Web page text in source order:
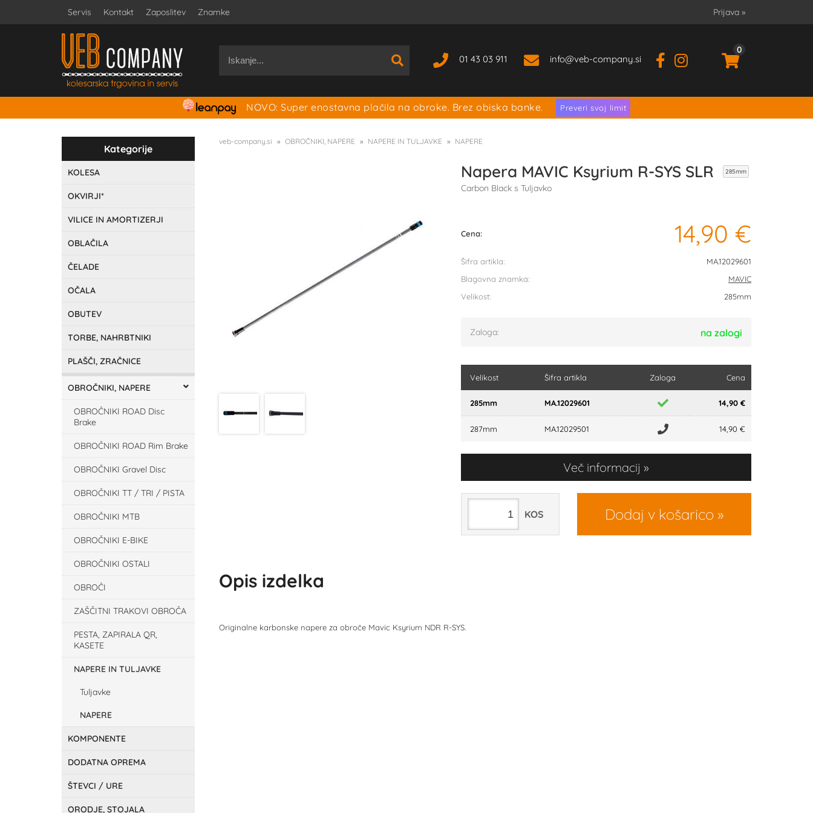
Servis Kontakt Zaposlitev Znamke Prijava »
01 43 03 911 info veb-company.si
0
NOVO: Super enostavna plačila na obroke. Brez obiska banke. Preveri svoj limit
Kategorije
KOLESA
OKVIRJI*
VILICE IN AMORTIZERJI
OBLAČILA
ČELADE
OČALA
OBUTEV
TORBE, NAHRBTNIKI
PLAŠČI, ZRAČNICE
OBROČNIKI, NAPERE
OBROČNIKI ROAD Disc
Brake
OBROČNIKI ROAD Rim Brake
OBROČNIKI Gravel Disc
OBROČNIKI TT / TRI / PISTA
OBROČNIKI MTB
OBROČNIKI E-BIKE
OBROČNIKI OSTALI
OBROČI
ZAŠČITNI TRAKOVI OBROČA
PESTA, ZAPIRALA QR,
KASETE
NAPERE IN TULJAVKE
Tuljavke
NAPERE
KOMPONENTE
DODATNA OPREMA
ŠTEVCI / URE
ORODJE, STOJALA
veb-company.si OBROČNIKI, NAPERE NAPERE IN TULJAVKE NAPERE
Napera MAVIC Ksyrium R-SYS SLR 285mm
Carbon Black s Tuljavko
Cena: 14,90 €
Šifra artikla:
MA.12029601
Blagovna znamka:
MAVIC
Velikost:
285mm
Zaloga: na zalogi
Velikost Šifra artikla Zaloga Cena
285mm MA.12029601 14,90 €
287mm MA.12029501 14,90 €
Več informacij
Dodaj v košarico
KOS
Opis izdelka
Originalne karbonske napere za obroče Mavic Ksyrium NDR R-SYS.